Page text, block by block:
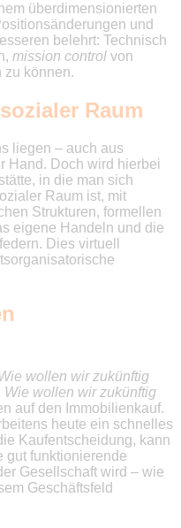
überdimensionierten
und
belehrt: Technisch
mission control von
zu können.
Raum
liegen – auch aus
Hand. Doch wird hierbei
in die man sich
Raum ist, mit
Strukturen, formellen
eigene Handeln und die
Dies virtuell
wollen wir zukünftig
Wie wollen wir zukünftig
auf den Immobilienkauf.
heute ein schnelles
Kaufentscheidung, kann
gut funktionierende
Gesellschaft wird – wie
Geschäftsfeld